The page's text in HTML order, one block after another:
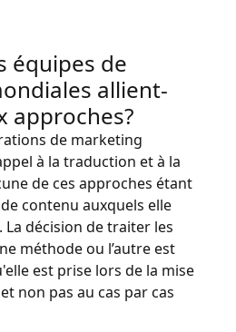
équipes de
allient-
approches?
de marketing
à la traduction et à la
de ces approches étant
contenu auxquels elle
La décision de traiter les
méthode ou l’autre est
est prise lors de la mise
non pas au cas par cas